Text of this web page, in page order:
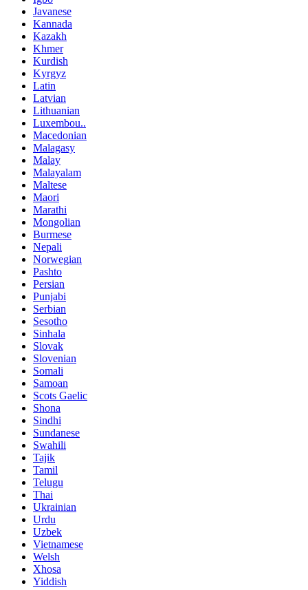
Javanese
Kannada
Kazakh
Khmer
Kurdish
Kyrgyz
Latin
Latvian
Lithuanian
Luxembou..
Macedonian
Malagasy
Malay
Malayalam
Maltese
Maori
Marathi
Mongolian
Burmese
Nepali
Norwegian
Pashto
Persian
Punjabi
Serbian
Sesotho
Sinhala
Slovak
Slovenian
Somali
Samoan
Scots Gaelic
Shona
Sindhi
Sundanese
Swahili
Tajik
Tamil
Telugu
Thai
Ukrainian
Urdu
Uzbek
Vietnamese
Welsh
Xhosa
Yiddish